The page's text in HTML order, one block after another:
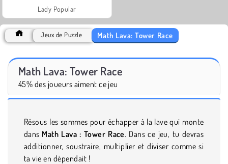
Lady Popular
Jeux de Puzzle Math Lava: Tower Race
Math Lava: Tower Race
45% des joueurs aiment ce jeu
Résous les sommes pour échapper à la lave qui monte
dans Math Lava : Tower Race. Dans ce jeu, tu devras
additionner, soustraire, multiplier et diviser comme si
ta vie en dépendait !